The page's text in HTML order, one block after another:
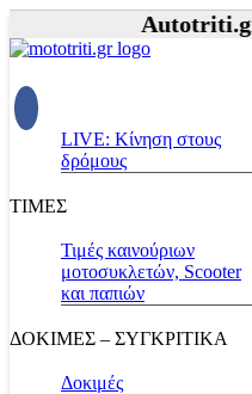
Autotriti.gr
LIVE: Κίνηση στους
δρόμους
ΤΙΜΕΣ
Τιμές καινούριων
μοτοσυκλετών, Scooter
και παπιών
ΔΟΚΙΜΕΣ – ΣΥΓΚΡΙΤΙΚΑ
Δοκιμές